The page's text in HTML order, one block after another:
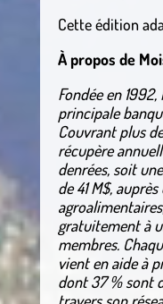
Cette édition
À propos de
Fondée en
principale
Couvrant plus
récupère
denrées, soit
de 41 M$,
gratuitement à
membres.
vient en aide à
dont 37 % sont